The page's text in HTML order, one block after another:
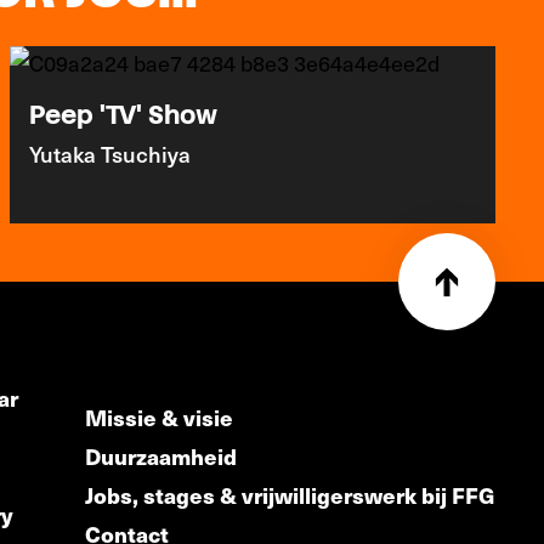
Peep 'TV' Show
Yutaka Tsuchiya
Missie & visie
Duurzaamheid
Jobs, stages & vrijwilligerswerk bij FFG
Contact